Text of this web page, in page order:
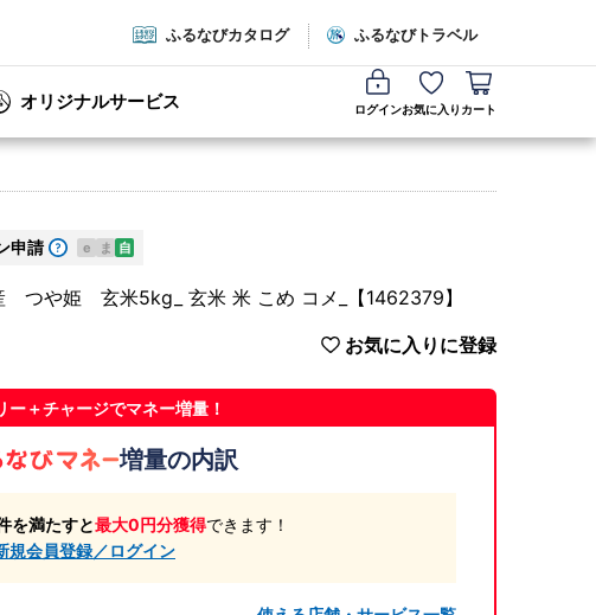
ふるなびカタログ ふるなびトラベル
オリジナルサービス ログインお気に入り カート
申請 e ま 自
や姫 玄米5kg_ 玄米 米 こめ コメ_【1462379】
お気に入りに登録
ー＋チャージでマネー増量！
増量の内訳
を満たすと最大0円分獲得できます！
規会員登録／ログイン